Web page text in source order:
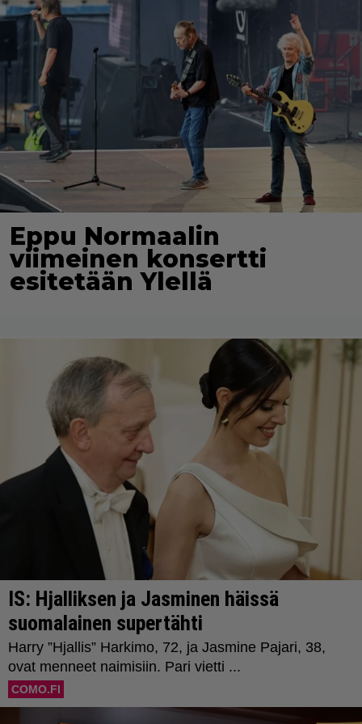
Eppu Normaalin
viimeinen konsertti
esitetään Ylellä